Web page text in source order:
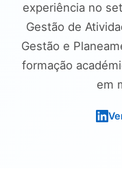
experiência no
Gestão de
Gestão e
formação
em